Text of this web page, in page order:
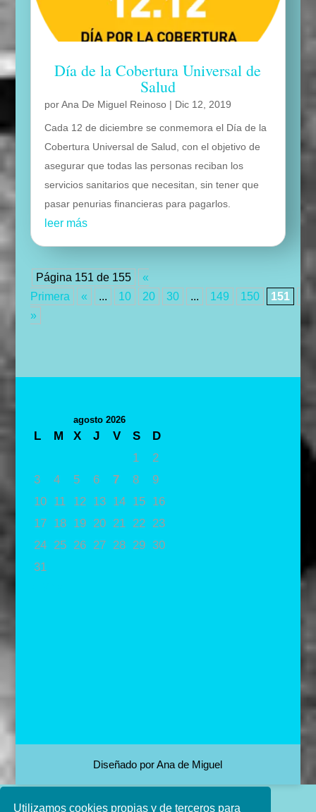
Utilizamos cookies propias y de terceros para
Día de la Cobertura Universal de
Salud
porAna De Miguel Reinoso| Dic 12, 2019
Cada 12 de diciembre se conmemora el Día de la
Cobertura Universal de Salud, con el objetivo de
asegurar que todas las personas reciban los
servicios sanitarios que necesitan, sin tener que
pasar penurias financieras para pagarlos.
leer más
Página 151 de 155
«
Primera
« ... 10 20 30 ... 149 150 151
»
agosto 2026
L M X J V S
D
1
2
3
4 5 6 7 8
9
10
11 12 13 14 15
16
17
18 19 20 21 22
23
24
25 26 27 28 29 30
31
Diseñado por Ana de Miguel